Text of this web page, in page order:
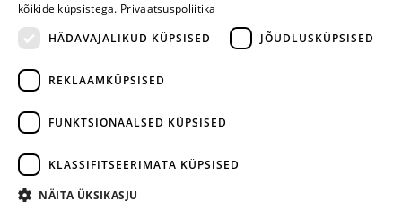
kõikide küpsistega. Privaatsuspoliitika
HÄDAVAJALIKUD KÜPSISED
JÕUDLUSKÜPSISED
REKLAAMKÜPSISED
FUNKTSIONAALSED KÜPSISED
KLASSIFITSEERIMATA KÜPSISED
NÄITA ÜKSIKASJU